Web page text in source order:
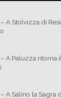
A Stolvizza di
A Paluzza ritorna
A Salino la Sagra